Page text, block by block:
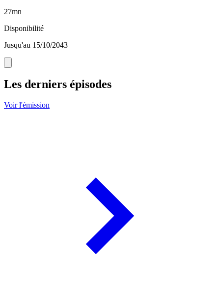
27mn
Disponibilité
Jusqu'au 15/10/2043
Les derniers épisodes
Voir l'émission